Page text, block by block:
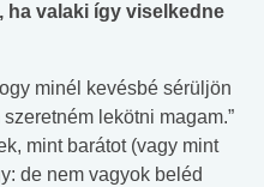
ha valaki így viselkedne
minél kevésbé sérüljön
lekötni magam.”
mint barátot (vagy mint
de nem vagyok beléd